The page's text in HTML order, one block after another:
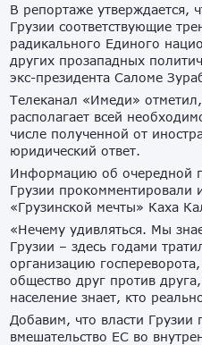
В репортаже утверждается,
Грузии соответствующие
радикального Единого
других прозападных
экс-президента Саломе
Телеканал «Имеди»
располагает всей
числе полученной от
юридический ответ.
Информацию об очередной
Грузии прокомментировали
«Грузинской мечты» Каха
«Нечему удивляться. Мы
Грузии – здесь годами
организацию
общество друг против
население знает, кто
Добавим, что власти
вмешательство ЕС во